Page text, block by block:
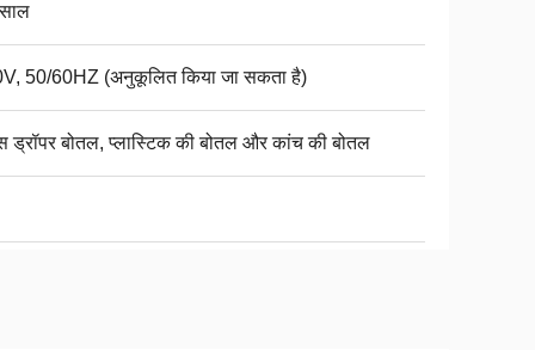
50/60HZ (अनुकूलित किया जा सकता है)
ड्रॉपर बोतल, प्लास्टिक की बोतल और कांच की बोतल